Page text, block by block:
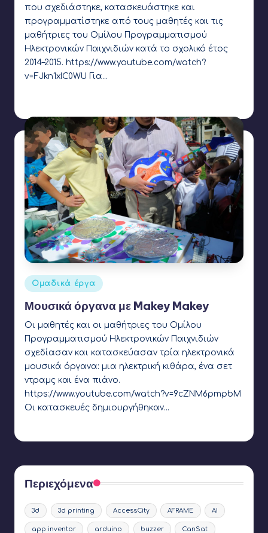
που σχεδιάστηκε, κατασκευάστηκε και
προγραμματίστηκε από τους μαθητές και τις
μαθήτριες του Ομίλου Προγραμματισμού
Ηλεκτρονικών Παιχνιδιών κατά το σχολικό έτος
2014–2015. https://www.youtube.com/watch?
v=FJkn1xIC0WU Για…
Αναρτήθηκε
σε
Ομαδικά έργα
Μουσικά όργανα με Makey Makey
Οι μαθητές και οι μαθήτριες του Ομίλου
Προγραμματισμού Ηλεκτρονικών Παιχνιδιών
σχεδίασαν και κατασκεύασαν τρία ηλεκτρονικά
μουσικά όργανα: μια ηλεκτρική κιθάρα, ένα σετ
ντραμς και ένα πιάνο.
https://www.youtube.com/watch?v=9cZNM6pmpbM
Οι κατασκευές δημιουργήθηκαν…
Περιεχόμενα
3d 3d printing AccessCity AFRAME AI
app inventor arduino buzzer CanSat